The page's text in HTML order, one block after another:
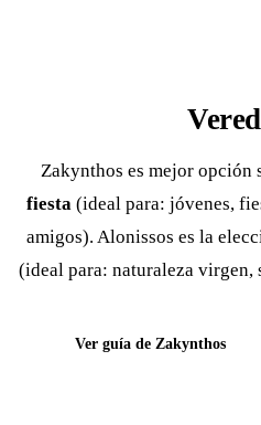
Zakynthos es mejor opción
fiesta (ideal para: jóvenes,
amigos). Alonissos es la
(ideal para: naturaleza
Ver guía de Zakynthos